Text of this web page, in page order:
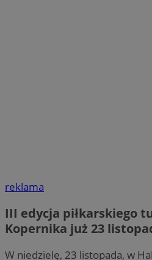
reklama
III edycja piłkarskiego
Kopernika już 23
W niedzielę, 23 listopada, w